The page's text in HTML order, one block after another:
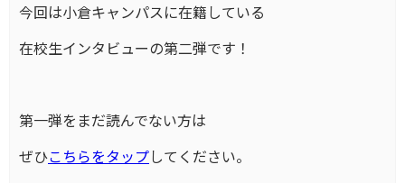
今回は小倉キャンパスに在籍している
在校生インタビューの第二弾です！
第一弾をまだ読んでない方は
ぜひこちらをタップしてください。